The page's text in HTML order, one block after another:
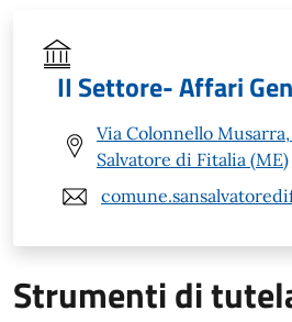
II Settore- Affari
Via Colonnello Musarra,
Salvatore di Fitalia (ME)
Strumenti di